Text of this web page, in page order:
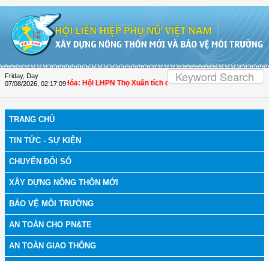
Friday, Day
07/08/2026 02:17:10
bệnh | Thanh Hóa: Hội LHPN Thọ Xuân tích cực góp phần nâng cao tỷ lệ
TRANG CHỦ
TIN TỨC - SỰ KIỆN
CHUYỂN ĐỔI SỐ
XÂY DỰNG NÔNG THÔN MỚI
BẢO VỆ MÔI TRƯỜNG
AN TOÀN CHO PN&TE
AN TOÀN GIAO THÔNG